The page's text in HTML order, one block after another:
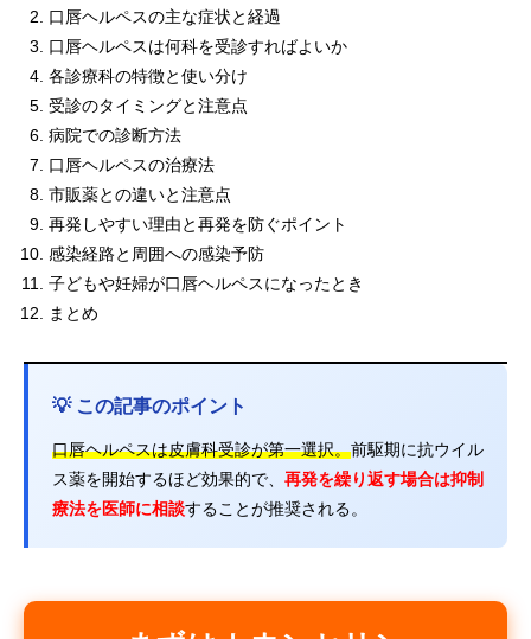
口唇ヘルペスの主な症状と経過
口唇ヘルペスは何科を受診すればよいか
各診療科の特徴と使い分け
受診のタイミングと注意点
病院での診断方法
口唇ヘルペスの治療法
市販薬との違いと注意点
再発しやすい理由と再発を防ぐポイント
感染経路と周囲への感染予防
子どもや妊婦が口唇ヘルペスになったとき
まとめ
💡 この記事のポイント
口唇ヘルペスは皮膚科受診が第一選択。前駆期に抗ウイル
ス薬を開始するほど効果的で、 再発を繰り返す場合は抑制
療法を医師に相談することが推奨される。